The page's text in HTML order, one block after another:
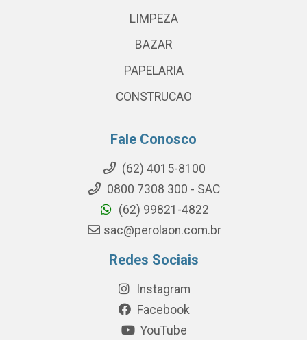
LIMPEZA
BAZAR
PAPELARIA
CONSTRUCAO
Fale Conosco
(62) 4015-8100
0800 7308 300 - SAC
(62) 99821-4822
sac@perolaon.com.br
Redes Sociais
Instagram
Facebook
YouTube